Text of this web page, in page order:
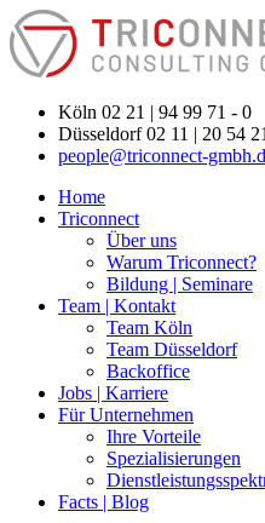
Köln 02 21 | 94 99 71 - 0
Düsseldorf 02 11 | 20 54
people@triconnect-
Home
Triconnect
Über uns
Warum Triconnect?
Bildung | Seminare
Team | Kontakt
Team Köln
Team Düsseldorf
Backoffice
Jobs | Karriere
Für Unternehmen
Ihre Vorteile
Spezialisierungen
Facts | Blog